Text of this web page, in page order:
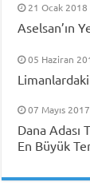
21 Ocak 2018
Aselsan’ın
05 Haziran
07 Mayıs 2017
Dana Adası
En Büyük